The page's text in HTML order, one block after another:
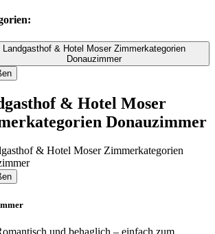
& Hotel Moser
Donauzimmer
und behaglich – einfach zum